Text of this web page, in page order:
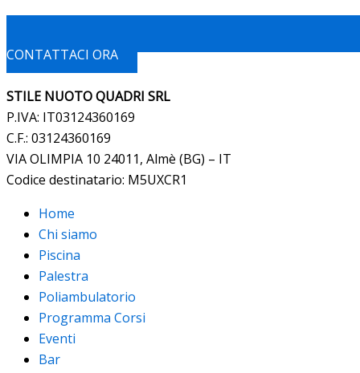
CONTATTACI ORA
STILE NUOTO QUADRI SRL
P.IVA: IT03124360169
C.F.: 03124360169
VIA OLIMPIA 10 24011, Almè (BG) – IT
Codice destinatario: M5UXCR1
Home
Chi siamo
Piscina
Palestra
Poliambulatorio
Programma Corsi
Eventi
Bar